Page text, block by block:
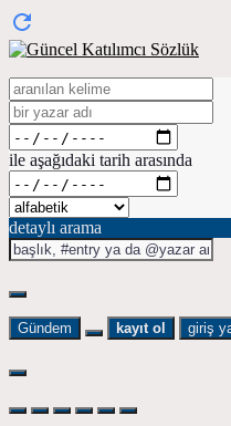
ile aşağıdaki tarih arasında
detaylı arama
Gündem kayıt ol giriş